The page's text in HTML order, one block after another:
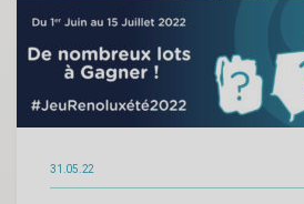
31.05.22